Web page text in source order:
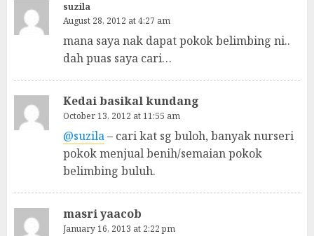
suzila
August 28, 2012 at 4:27 am
mana saya nak dapat pokok belimbing ni..
dah puas saya cari…
Kedai basikal kundang
October 13, 2012 at 11:55 am
@suzila– cari kat sg buloh, banyak nurseri
pokok menjual benih/semaian pokok
belimbing buluh.
masri yaacob
January 16, 2013 at 2:22 pm